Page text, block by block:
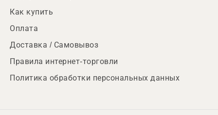
Как купить
Оплата
Доставка / Самовывоз
Правила интернет-торговли
Политика обработки персональных данных